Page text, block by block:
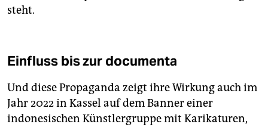
steht.
Einfluss bis zur documenta
Und diese Propaganda zeigt ihre Wirkung auch im
Jahr 2022 in Kassel auf dem Banner einer
indonesischen Künstlergruppe mit Karikaturen,